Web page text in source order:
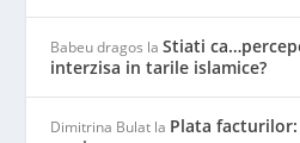
Babeu dragos laStiati
interzisa in tarile islamice?
Dimitrina Bulat la Plata